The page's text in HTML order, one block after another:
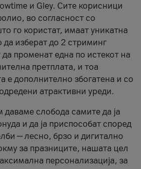
и Gley. Сите корисници
во согласност со
го користат, имаат уникатна
изберат до 2 стриминг
променат една по истекот на
претплата, и тоа
е дополнително збогатена и со
атрактивни уреди.
слобода самите да ја
и да ја приспособат според
— лесно, брзо и дигитално
за празниците, нашата цел
персонализација, за